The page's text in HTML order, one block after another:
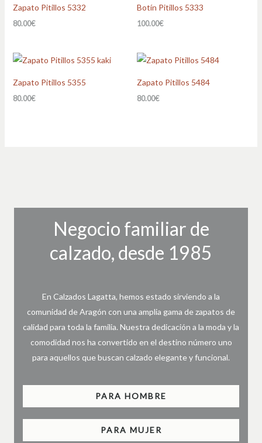
Zapato Pitillos 5332
80.00€
Botín Pitillos 5333
100.00€
Zapato Pitillos 5355
80.00€
Zapato Pitillos 5484
80.00€
Negocio familiar de
calzado, desde 1985
En Calzados Lagatta, hemos estado sirviendo a la
comunidad de Aragón con una amplia gama de zapatos de
calidad para toda la familia. Nuestra dedicación a la moda y la
comodidad nos ha convertido en el destino número uno
para aquellos que buscan calzado elegante y funcional.
PARA HOMBRE
PARA MUJER